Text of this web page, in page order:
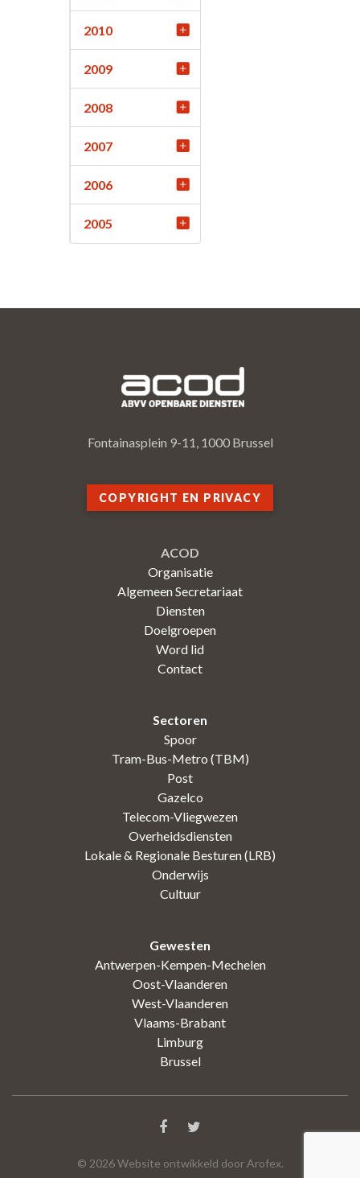
2010
2009
2008
2007
2006
2005
Fontainasplein 9-11, 1000 Brussel
COPYRIGHT EN PRIVACY
ACOD
Organisatie
Algemeen Secretariaat
Diensten
Doelgroepen
Word lid
Contact
Sectoren
Spoor
Tram-Bus-Metro (TBM)
Post
Gazelco
Telecom-Vliegwezen
Overheidsdiensten
Lokale & Regionale Besturen (LRB)
Onderwijs
Cultuur
Gewesten
Antwerpen-Kempen-Mechelen
Oost-Vlaanderen
West-Vlaanderen
Vlaams-Brabant
Limburg
Brussel
© 2026Website ontwikkeld door Arofex.